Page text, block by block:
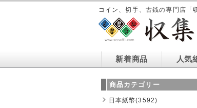
コイン、切手、古銭の専門店「
新着商品 人気
商品カテゴリー
日本紙幣(3592)